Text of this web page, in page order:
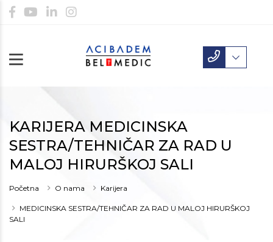
KARIJERA MEDICINSKA
SESTRA/TEHNIČAR ZA RAD U
MALOJ HIRURŠKOJ SALI
Početna O nama Karijera
MEDICINSKA SESTRA/TEHNIČAR ZA RAD U MALOJ HIRURŠKOJ
SALI